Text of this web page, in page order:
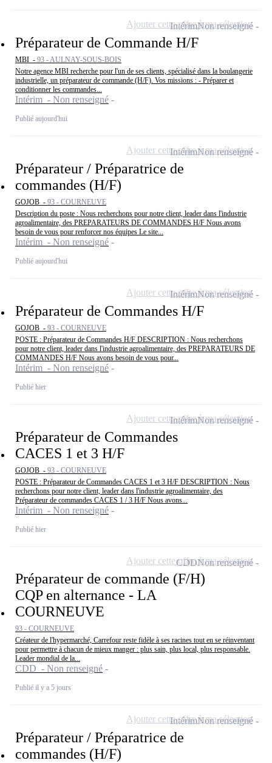
Préparateur de Commande H/F
MBI - 93 - AULNAY-SOUS-BOIS
Notre agence MBI recherche pour l'un de ses clients, spécialisé dans la boulangerie
industrielle, un préparateur de commande (H/F). Vos missions : - Préparer et
conditionner les commandes...
Intérim - Non renseigné
Publié aujourd'hui
IntérimNon renseigné
Ajouter cette offre à ma sélection
Préparateur / Préparatrice de
commandes (H/F)
GOJOB - 93 - COURNEUVE
Description du poste : Nous recherchons pour notre client, leader dans l'industrie
agroalimentaire, des PREPARATEURS DE COMMANDES H/F Nous avons
besoin de vous pour renforcer nos équipes Le site...
Intérim - Non renseigné
Publié aujourd'hui
IntérimNon renseigné
Ajouter cette offre à ma sélection
Préparateur de Commandes H/F
GOJOB - 93 - COURNEUVE
POSTE : Préparateur de Commandes H/F DESCRIPTION : Nous recherchons
pour notre client, leader dans l'industrie agroalimentaire, des PREPARATEURS DE
COMMANDES H/F Nous avons besoin de vous pour...
Intérim - Non renseigné
Publié hier
IntérimNon renseigné
Ajouter cette offre à ma sélection
Préparateur de Commandes
CACES 1 et 3 H/F
GOJOB - 93 - COURNEUVE
POSTE : Préparateur de Commandes CACES 1 et 3 H/F DESCRIPTION : Nous
recherchons pour notre client, leader dans l'industrie agroalimentaire, des
Préparateur de commandes CACES 1 / 3 H/F Nous avons...
Intérim - Non renseigné
Publié hier
IntérimNon renseigné
Ajouter cette offre à ma sélection
Préparateur de commande (F/H)
CQP en alternance - LA
COURNEUVE
93 - COURNEUVE
Créateur de l'hypermarché, Carrefour reste fidèle à ses racines tout en se réinventant
pour permettre à chacun de mieux manger : plus sain, plus local, plus responsable.
Leader mondial de la...
CDD - Non renseigné
Publié il y a 5 jours
CDDNon renseigné
Ajouter cette offre à ma sélection
Préparateur / Préparatrice de
commandes (H/F)
IntérimNon renseigné
Ajouter cette offre à ma sélection